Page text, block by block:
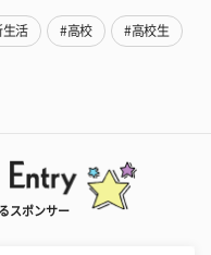
生活 #高校 #高校生
スポンサー